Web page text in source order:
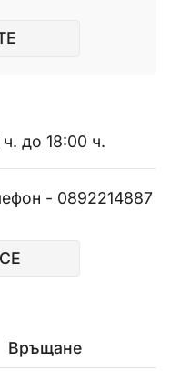
до 18:00 ч.
- 0892214887
Връщане